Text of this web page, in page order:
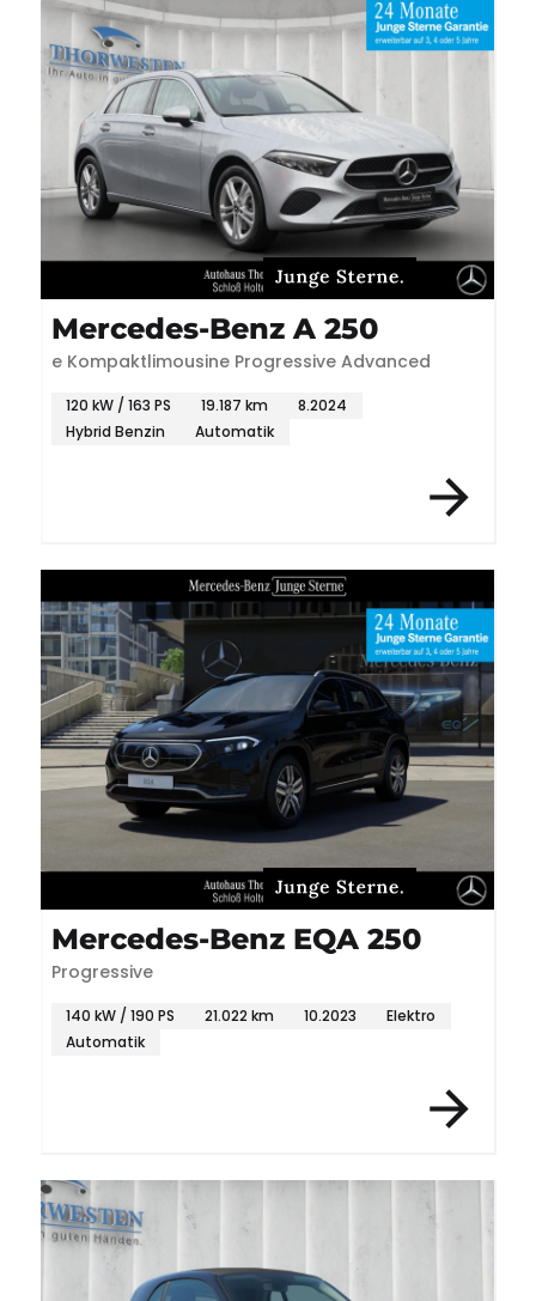
Mercedes-Benz A 250
e Kompaktlimousine Progressive Advanced
120 kW / 163 PS 19.187 km
8.2024
Hybrid Benzin
Automatik
Mercedes-Benz EQA 250
Progressive
140 kW / 190 PS 21.022 km 10.2023
Elektro
Automatik